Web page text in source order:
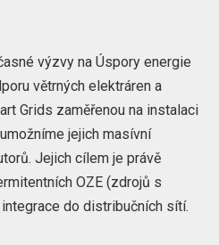
výzvy na Úspory energie
větrných elektráren a
Grids zaměřenou na instalaci
jejich masívní
Jejich cílem je právě
OZE (zdrojů s
do distribučních sítí.